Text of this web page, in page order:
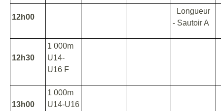
12h00
Longueur
- Sautoir A
12h30
1 000m
U14-
U16 F
13h00
1 000m
U14-U16